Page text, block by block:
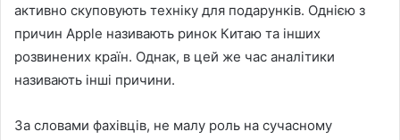
активно скуповують техніку для подарунків. Однією з
причин Apple називають ринок Китаю та інших
розвинених країн. Однак, в цей же час аналітики
називають інші причини.
За словами фахівців, не малу роль на сучасному